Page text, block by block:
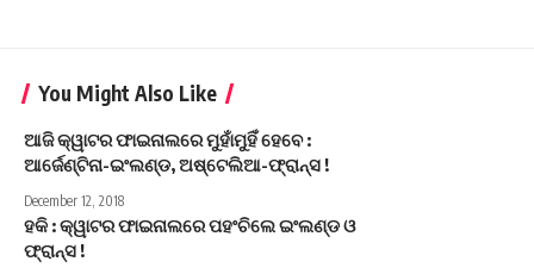
You Might Also Like
ଆଜି କ୍ୱାଟର ଫାଇନାଲରେ ମୁହାଁମୁହିଁ ହେବେ :
ଆର୍ଜେଣ୍ଟିନା-ଇଂଲଣ୍ଡ, ଅଷ୍ଟେଲିଆ-ଫ୍ରାନ୍ସ !
December 12, 2018
ହକି : କ୍ୱାଟର ଫାଇନାଲରେ ପହଂଚିଲେ ଇଂଲଣ୍ଡ ଓ
ଫ୍ରାନ୍ସ !